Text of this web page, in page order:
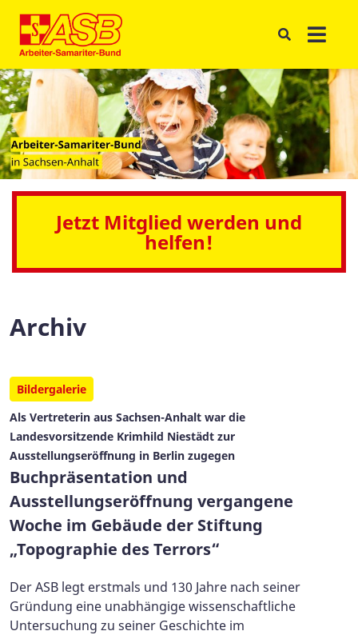
Jetzt Mitglied werden und
helfen!
Archiv
Bildergalerie
Als Vertreterin aus Sachsen-Anhalt war die
Landesvorsitzende Krimhild Niestädt zur
Ausstellungseröffnung in Berlin zugegen
Buchpräsentation und
Ausstellungseröffnung vergangene
Woche im Gebäude der Stiftung
„Topographie des Terrors“
Der ASB legt erstmals und 130 Jahre nach seiner
Gründung eine unabhängige wissenschaftliche
Untersuchung zu seiner Geschichte im